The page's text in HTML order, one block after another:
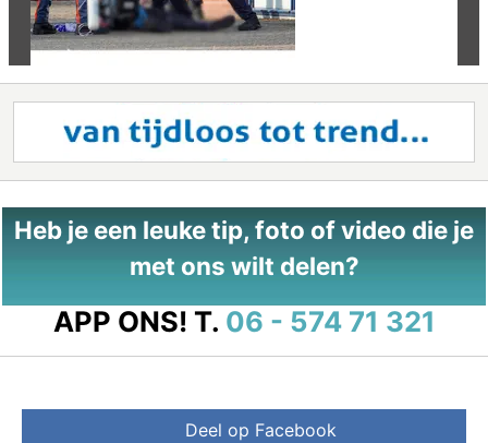
Heb je een leuke tip, foto of video die je
met ons wilt delen?
APP ONS! T. 06 - 574 71 321
Deel op Facebook